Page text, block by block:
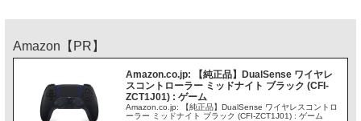
Amazon【PR】
Amazon.co.jp: 【純正品】DualSense ワイヤレ
スコントローラー ミッドナイト ブラック (CFI-
ZCT1J01) : ゲーム
Amazon.co.jp: 【純正品】DualSense ワイヤレスコントロ
ーラー ミッドナイト ブラック (CFI-ZCT1J01) : ゲーム